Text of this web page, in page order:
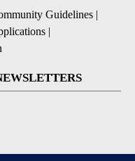
Guidelines |
|